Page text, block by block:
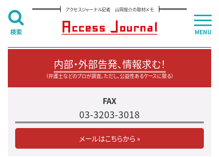
アクセスジャーナル記者 山岡俊介の取材メモ
内部・外部告発、情報求む！
（弁護士などのプロが調査。ただし、公益性あるケースに限る）
FAX
03-3203-3018
メールはこちらから »
MENU
検索